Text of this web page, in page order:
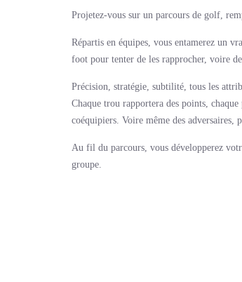
Projetez-vous sur un parcours de golf,
Répartis en équipes, vous entamerez un
foot pour tenter de les rapprocher, voire
Précision, stratégie, subtilité, tous les
Chaque trou rapportera des points,
coéquipiers. Voire même des adversaires,
Au fil du parcours, vous développerez
groupe.